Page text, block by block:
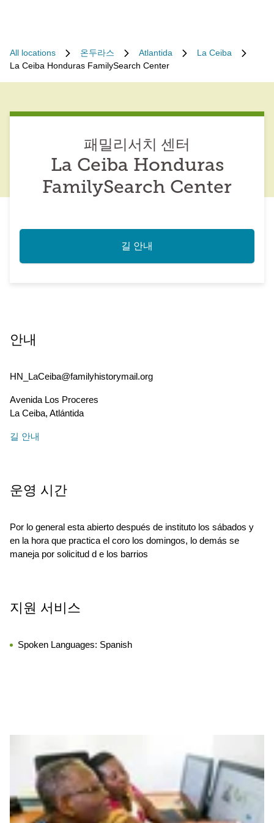
All locations 온두라스 Atlantida
La Ceiba
La Ceiba Honduras FamilySearch Center
패밀리서치 센터
La Ceiba Honduras
FamilySearch Center
길 안내
안내
HN_LaCeiba@familyhistorymail.org
Avenida Los Proceres
La Ceiba, Atlántida
길 안내
운영 시간
Por lo general esta abierto después de instituto los sábados y
en la hora que practica el coro los domingos, lo demás se
maneja por solicitud d e los barrios
지원 서비스
Spoken Languages: Spanish